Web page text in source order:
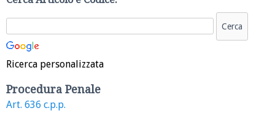
Ricerca personalizzata
Procedura Penale
Art. 636 c.p.p.